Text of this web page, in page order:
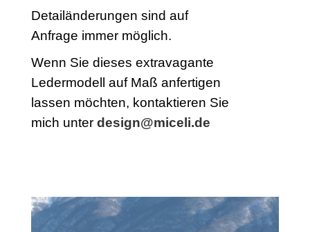
Detailänderungen sind auf
Anfrage immer möglich.
Wenn Sie dieses extravagante
Ledermodell auf Maß anfertigen
lassen möchten, kontaktieren Sie
mich unter design@miceli.de